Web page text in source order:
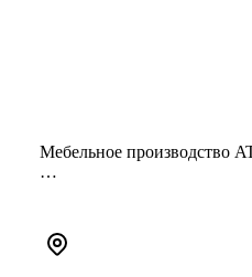
Мебельное производство